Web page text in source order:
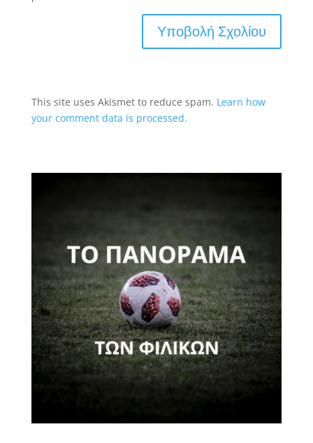
This site uses Akismet to reduce spam. Learn how
your comment data is processed.